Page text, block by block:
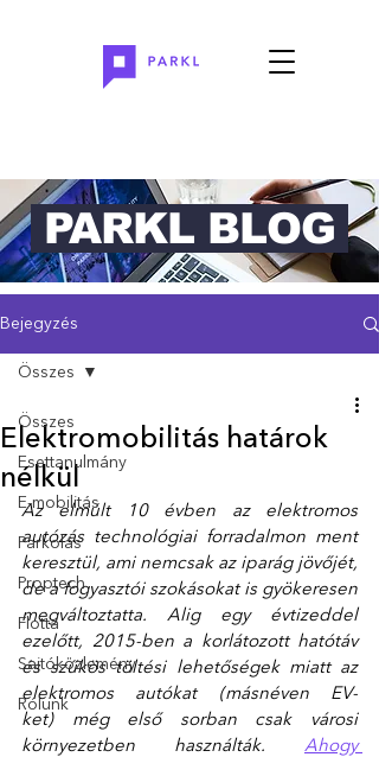
PARKL BLOG
Bejegyzés
Összes
Esettanulmány
E-mobilitás
Parkolás
Proptech
Flotta
Sajtóközlemény
Rólunk
Összes
Elektromobilitás határok
nélkül
Az elmúlt 10 évben az elektromos
autózás technológiai forradalmon ment
keresztül, ami nemcsak az iparág jövőjét,
de a fogyasztói szokásokat is gyökeresen
megváltoztatta. Alig egy évtizeddel
ezelőtt, 2015-ben a korlátozott hatótáv
és szűkös töltési lehetőségek miatt az
elektromos autókat (másnéven EV-
ket) még első sorban csak városi
környezetben használták. Ahogy